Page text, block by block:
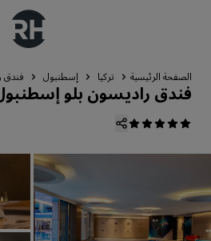
الصفحة الرئيسية تركيا إسطنبول فندق
فندق راديسون بلو إسطنبول